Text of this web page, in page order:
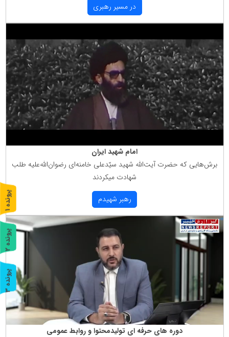
در مسیر رهبری
امام شهید ایران
برش‌هایی كه حضرت آیت‌الله شهید سیّدعلی خامنه‌ای رضوان‌الله‌علیه طلب
شهادت میكردند
رهبر شهیدم
دوره های حرفه ای تولیدمحتوا و روابط عمومی
پ
ر
و
ن
د
ه
1
پ
ر
و
ن
د
ه
2
پ
ر
و
ن
د
ه
3